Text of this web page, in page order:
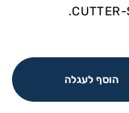
הוסף לעגלה